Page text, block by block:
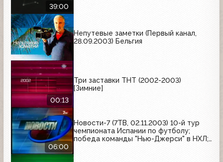
39:00
Непутевые заметки (Первый канал,
28.09.2003) Бельгия
00:13
Три заставки ТНТ (2002-2003)
[Зимние]
06:00
Новости-7 (7ТВ, 02.11.2003) 10-й тур
чемпионата Испании по футболу;
победа команды "Нью-Джерси" в НХЛ;